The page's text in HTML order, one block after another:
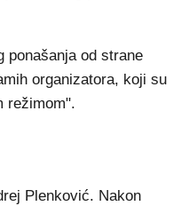
ponašanja od strane
organizatora, koji su
režimom".
Plenković. Nakon